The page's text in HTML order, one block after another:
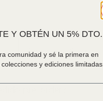
Pedidos en Stock
Y OBTÉN UN 5% DTO.
comunidad y sé la primera en
y ediciones limitadas.